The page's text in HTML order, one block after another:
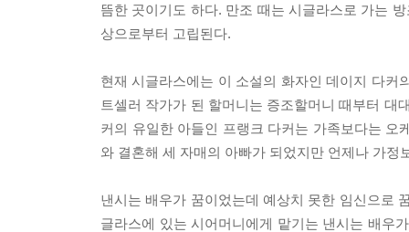
뜸한 곳이기도 하다. 만조 때는 시글라스로 가는
상으로부터 고립된다.
현재 시글라스에는 이 소설의 화자인 데이지 다
트셀러 작가가 된 할머니는 증조할머니 때부터 대
커의 유일한 아들인 프랭크 다커는 가족보다는
와 결혼해 세 자매의 아빠가 되었지만 언제나 가정
낸시는 배우가 꿈이었는데 예상치 못한 임신으로
글라스에 있는 시어머니에게 맡기는 낸시는 배우